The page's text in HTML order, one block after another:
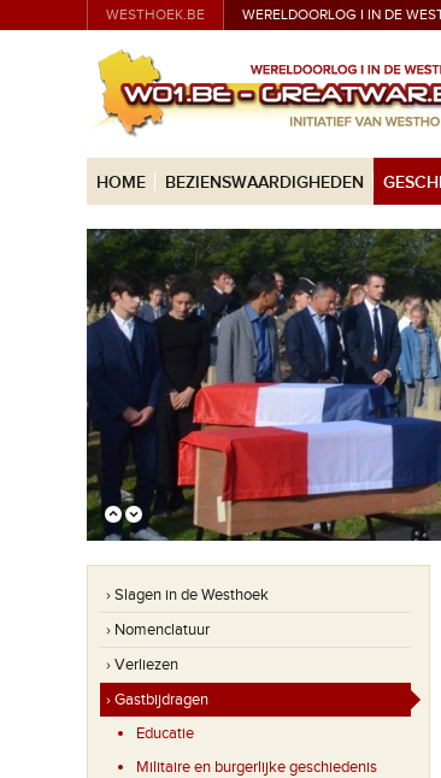
WESTHOEK.BE WERELDOORLOG I IN DE
HOME BEZIENSWAARDIGHEDEN
› Slagen in de Westhoek
› Nomenclatuur
› Verliezen
› Gastbijdragen
Educatie
Militaire en burgerlijke geschiedenis